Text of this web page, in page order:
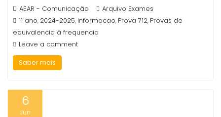
AEAR - Comunicação
Arquivo Exames
11 ano, 2024-2025, Informacao, Prova 712, Provas de
equivalencia à frequencia
Leave a comment
Saber mais
6
Jun